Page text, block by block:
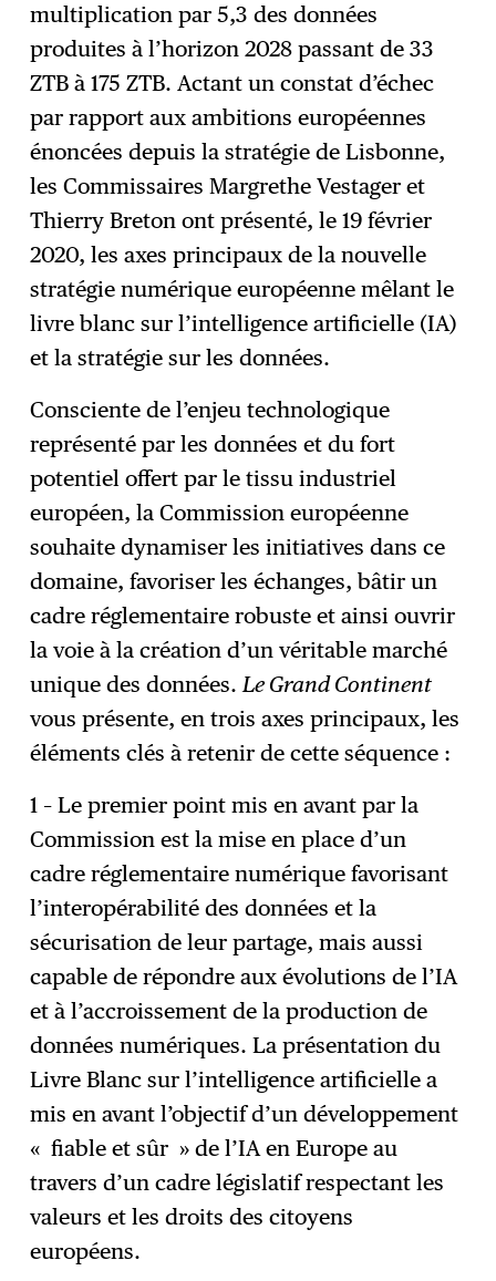
multiplication par 5,3 des données
produites à l’horizon 2028 passant de 33
ZTB à 175 ZTB. Actant un constat d’échec
par rapport aux ambitions européennes
énoncées depuis la stratégie de Lisbonne,
les Commissaires Margrethe Vestager et
Thierry Breton ont présenté, le 19 février
2020, les axes principaux de la nouvelle
stratégie numérique européenne mêlant le
livre blanc sur l’intelligence artificielle (IA)
et la stratégie sur les données.
Consciente de l’enjeu technologique
représenté par les données et du fort
potentiel offert par le tissu industriel
européen, la Commission européenne
souhaite dynamiser les initiatives dans ce
domaine, favoriser les échanges, bâtir un
cadre réglementaire robuste et ainsi ouvrir
la voie à la création d’un véritable marché
unique des données.Le Grand Continent
vous présente, en trois axes principaux, les
éléments clés à retenir de cette séquence :
1 – Le premier point mis en avant par la
Commission est la mise en place d’un
cadre réglementaire numérique favorisant
l’interopérabilité des données et la
sécurisation de leur partage, mais aussi
capable de répondre aux évolutions de l’IA
et à l’accroissement de la production de
données numériques. La présentation du
Livre Blanc sur l’intelligence artificielle a
mis en avant l’objectif d’un développement
« fiable et sûr » de l’IA en Europe au
travers d’un cadre législatif respectant les
valeurs et les droits des citoyens
européens.